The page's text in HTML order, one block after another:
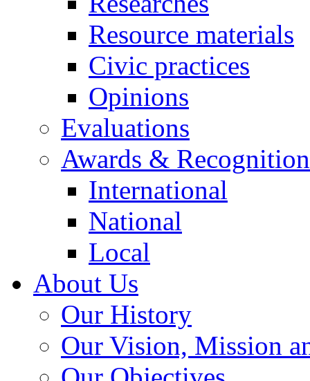
Resource materials
Civic practices
Opinions
Evaluations
Awards &
International
National
Local
About Us
Our History
Our Vision, Mission